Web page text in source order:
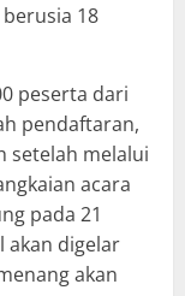
18
peserta dari
pendaftaran,
setelah melalui
acara
pada 21
akan digelar
akan